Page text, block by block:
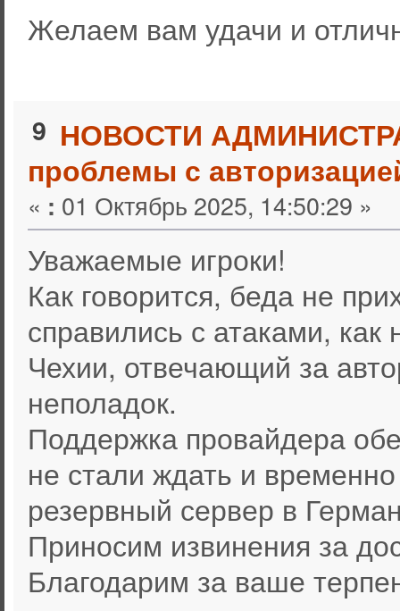
Желаем вам удачи и
9 НОВОСТИ
проблемы с
« : 01 Октябрь 2025, 14:50:29 »
Уважаемые игроки!
Как говорится, беда не
справились с атаками,
Чехии, отвечающий за
неполадок.
Поддержка провайдера
не стали ждать и
резервный сервер в
Приносим извинения за
Благодарим за ваше